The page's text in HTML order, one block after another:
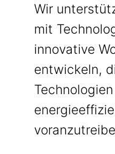
Wir
mit
innovative
entwickeln,